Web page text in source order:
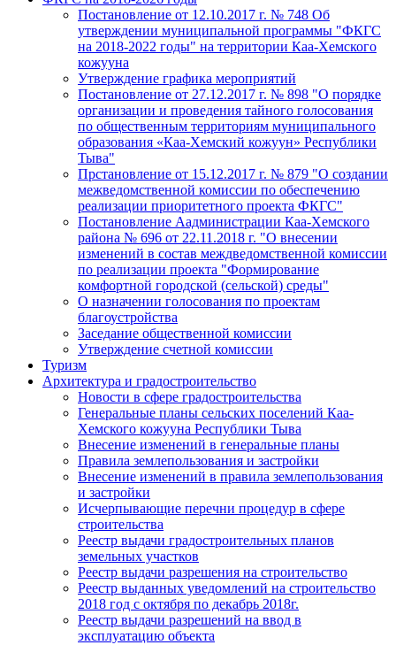
Постановление от 12.10.2017 г. № 748 Об
утверждении муниципальной программы "ФКГС
на 2018-2022 годы" на территории Каа-Хемского
кожууна
Утверждение графика мероприятий
Постановление от 27.12.2017 г. № 898 "О порядке
организации и проведения тайного голосования
по общественным территориям муниципального
образования «Каа-Хемский кожуун» Республики
Тыва"
Прстановление от 15.12.2017 г. № 879 "О создании
межведомственной комиссии по обеспечению
реализации приоритетного проекта ФКГС"
Постановление Аадминистрации Каа-Хемского
района № 696 от 22.11.2018 г. "О внесении
изменений в состав междведомственной комиссии
по реализации проекта "Формирование
комфортной городской (сельской) среды"
О назначении голосования по проектам
благоустройства
Заседание общественной комиссии
Утверждение счетной комиссии
Туризм
Архитектура и градостроительство
Новости в сфере градостроительства
Генеральные планы сельских поселений Каа-
Хемского кожууна Республики Тыва
Внесение изменений в генеральные планы
Правила землепользования и застройки
Внесение изменений в правила землепользования
и застройки
Исчерпывающие перечни процедур в сфере
строительства
Реестр выдачи градостроительных планов
земельных участков
Реестр выдачи разрешения на строительство
Реестр выданных уведомлений на строительство
2018 год с октября по декабрь 2018г.
Реестр выдачи разрешений на ввод в
эксплуатацию объекта